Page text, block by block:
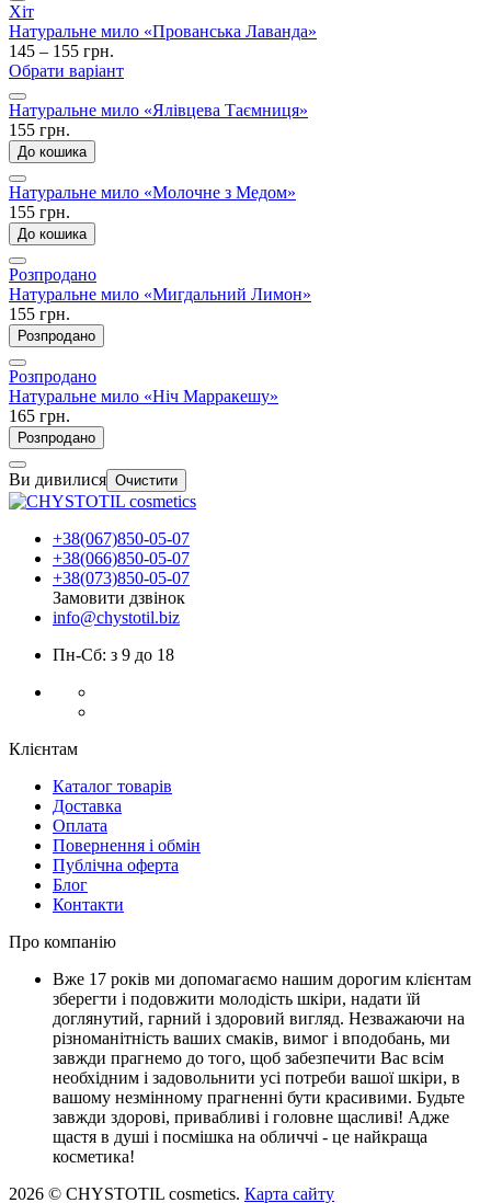
Хіт
Натуральне мило «Прованська Лаванда»
145 – 155 грн.
Обрати варіант
Натуральне мило «Ялівцева Таємниця»
155 грн.
До кошика
Натуральне мило «Молочне з Медом»
155 грн.
До кошика
Розпродано
Натуральне мило «Мигдальний Лимон»
155 грн.
Розпродано
Розпродано
Натуральне мило «Ніч Марракешу»
165 грн.
Розпродано
Ви дивилися Очистити
+38(067)850-05-07
+38(066)850-05-07
+38(073)850-05-07
Замовити дзвінок
info@chystotil.biz
Пн-Сб: з 9 до 18
Клієнтам
Каталог товарів
Доставка
Оплата
Повернення і обмін
Публічна оферта
Блог
Контакти
Про компанію
Вже 17 років ми допомагаємо нашим дорогим клієнтам
зберегти і подовжити молодість шкіри, надати їй
доглянутий, гарний і здоровий вигляд. Незважаючи на
різноманітність ваших смаків, вимог і вподобань, ми
завжди прагнемо до того, щоб забезпечити Вас всім
необхідним і задовольнити усі потреби вашої шкіри, в
вашому незмінному прагненні бути красивими. Будьте
завжди здорові, привабливі і головне щасливі! Адже
щастя в душі і посмішка на обличчі - це найкраща
косметика!
2026 © CHYSTOTIL cosmetics. Карта сайту